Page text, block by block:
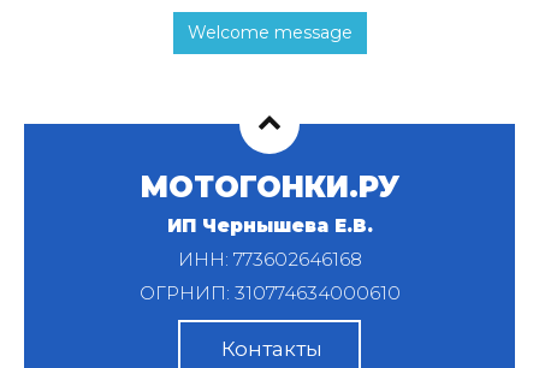
Welcome message
МОТОГОНКИ.РУ
ИП Чернышева Е.В.
ИНН: 773602646168
ОГРНИП: 310774634000610
Контакты